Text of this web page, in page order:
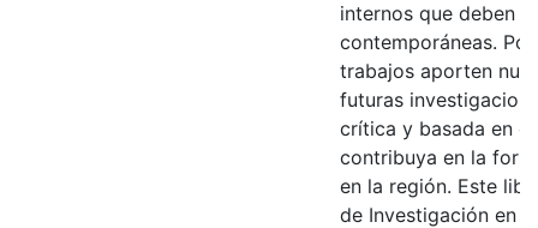
internos que deben
contemporáneas.
trabajos aporten
futuras
crítica y basada en
contribuya en la
en la región. Este
de Investigación en